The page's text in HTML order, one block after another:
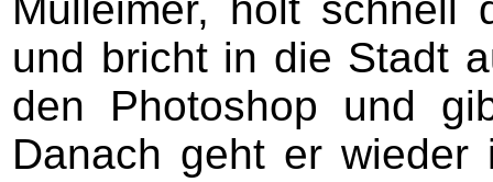
und bricht in die Stadt
den Photoshop und
Danach geht er